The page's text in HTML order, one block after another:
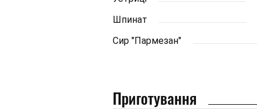
Шпинат
Сир "Пармезан"
Приготування